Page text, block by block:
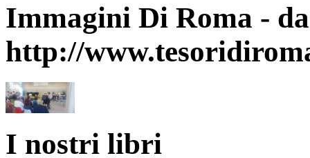
Immagini Di Roma -
http://
I nostri libri